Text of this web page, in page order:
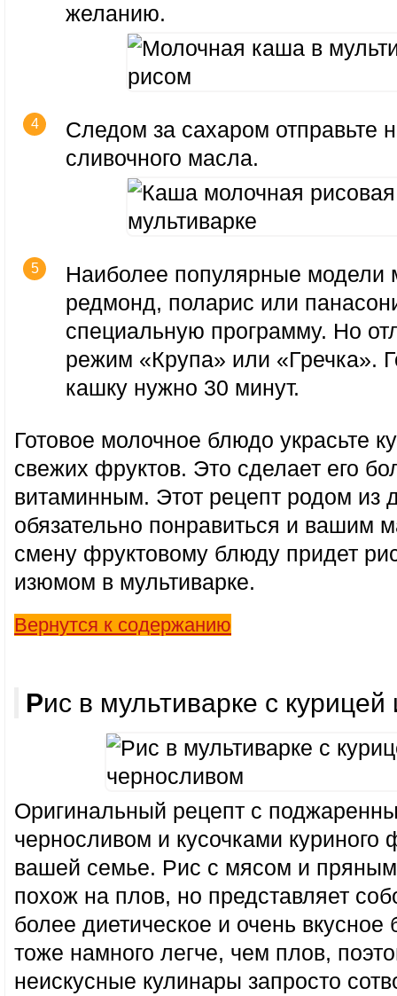
желанию.
Следом за сахаром отправьте
сливочного масла.
Наиболее популярные модели
редмонд, поларис или
специальную программу. Но
режим «Крупа» или «Гречка».
кашку нужно 30 минут.
Готовое молочное блюдо украсьте
свежих фруктов. Это сделает его
витаминным. Этот рецепт родом из
обязательно понравиться и
смену фруктовому блюду придет
изюмом в мультиварке.
Вернутся к содержанию
Рис в мультиварке с
Оригинальный рецепт с
черносливом и кусочками куриного
вашей семье. Рис с мясом и
похож на плов, но представляет
более диетическое и очень вкусное
тоже намного легче, чем плов,
неискусные кулинары запросто